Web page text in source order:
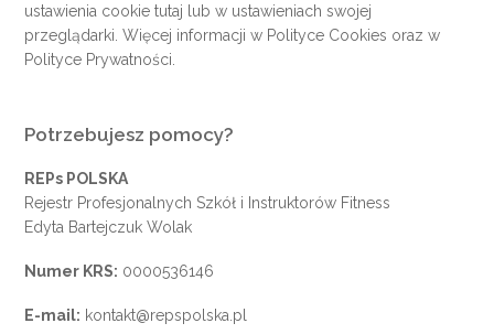
ustawienia cookietutaj lub w ustawieniach swojej
przeglądarki. Więcej informacji w Polityce Cookies oraz w
Polityce Prywatności
Potrzebujesz pomocy?
REPs POLSKA
Rejestr Profesjonalnych Szkół i Instruktorów Fitness
Edyta Bartejczuk Wolak
Numer KRS: 0000536146
E-mail: kontakt@repspolska.pl